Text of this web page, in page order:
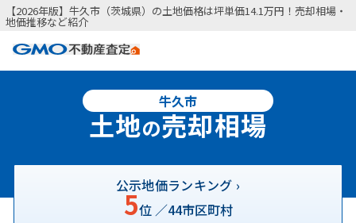
【2026年版】牛久市（茨城県）の土地価格は坪単価14.1万円！売却相場・
地価推移など紹介
牛久市
土地の売却相場
公示地価ランキング ›
5位 ／44市区町村